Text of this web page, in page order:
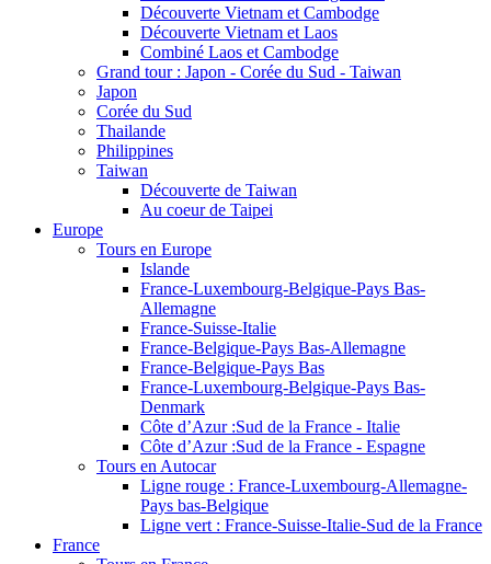
Découverte Vietnam et Cambodge
Découverte Vietnam et Laos
Combiné Laos et Cambodge
Grand tour : Japon - Corée du Sud - Taiwan
Japon
Corée du Sud
Thailande
Philippines
Taiwan
Découverte de Taiwan
Au coeur de Taipei
Europe
Tours en Europe
Islande
France-Luxembourg-Belgique-Pays Bas-
Allemagne
France-Suisse-Italie
France-Belgique-Pays Bas-Allemagne
France-Belgique-Pays Bas
France-Luxembourg-Belgique-Pays Bas-
Denmark
Côte d’Azur :Sud de la France - Italie
Côte d’Azur :Sud de la France - Espagne
Tours en Autocar
Ligne rouge : France-Luxembourg-Allemagne-
Pays bas-Belgique
Ligne vert : France-Suisse-Italie-Sud de la France
France